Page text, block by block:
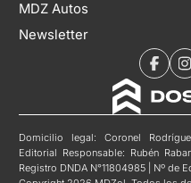
MDZ Autos
Newsletter
Domicilio legal: Coronel
Editorial Responsable: Rubén
Registro DNDA N°11804985 | Nº